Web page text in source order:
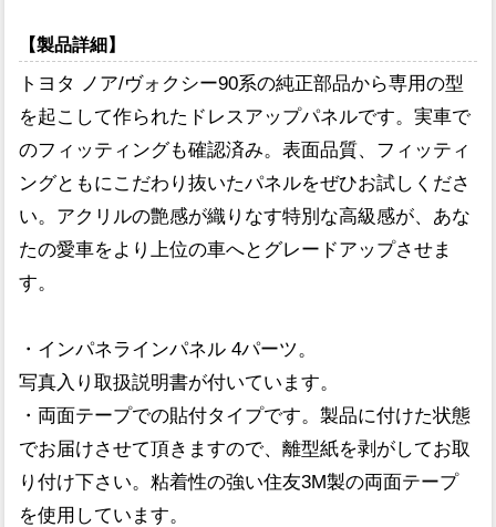
【製品詳細】
トヨタ ノア/ヴォクシー90系の純正部品から専用の型
を起こして作られたドレスアップパネルです。実車で
のフィッティングも確認済み。表面品質、フィッティ
ングともにこだわり抜いたパネルをぜひお試しくださ
い。アクリルの艶感が織りなす特別な高級感が、あな
たの愛車をより上位の車へとグレードアップさせま
す。
・インパネラインパネル 4パーツ。
写真入り取扱説明書が付いています。
・両面テープでの貼付タイプです。製品に付けた状態
でお届けさせて頂きますので、離型紙を剥がしてお取
り付け下さい。粘着性の強い住友3M製の両面テープ
を使用しています。